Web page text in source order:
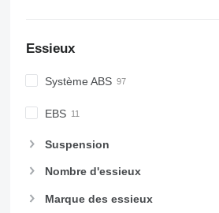
Essieux
Système ABS
EBS
Suspension
Nombre d'essieux
Marque des essieux